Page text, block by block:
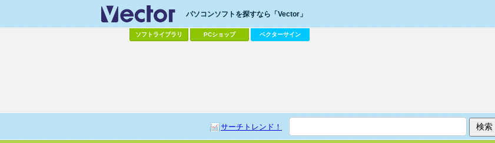
パソコンソフトを探すなら「Vector」
ソフトライブラリ PCショップ ベクターサイン
サーチトレンド！